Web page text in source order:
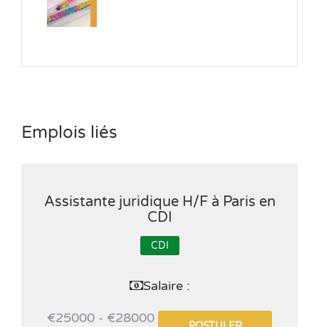
Emplois liés
Assistante juridique H/F à Paris en
CDI
CDI
Salaire :
€25000 - €28000